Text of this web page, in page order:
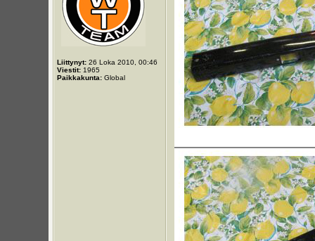
Liittynyt:26 Loka 2010, 00:46
Viestit:1965
Paikkakunta:Global